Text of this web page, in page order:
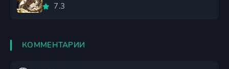
7.3
КОММЕНТАРИИ